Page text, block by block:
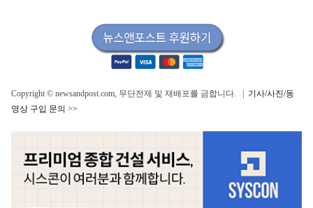
Copyright © newsandpost.com, 무단전제 및 재배포를 금합니다. | 기사/사진/동
영상 구입 문의 >>